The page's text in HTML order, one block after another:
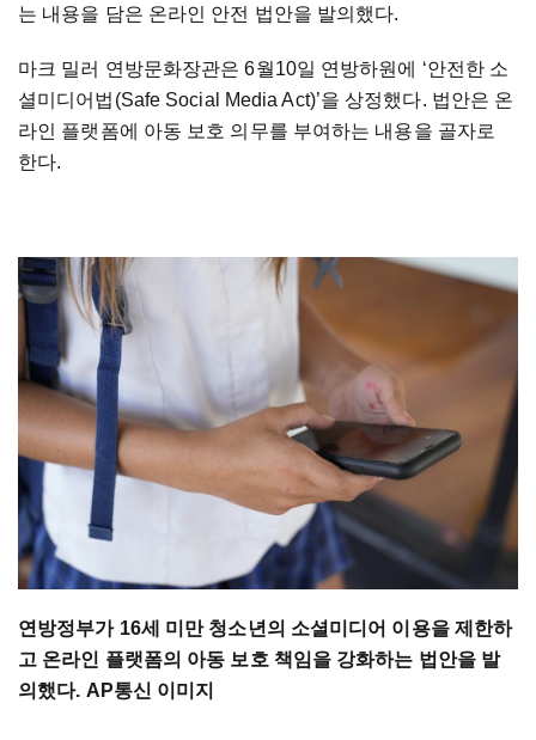
는 내용을 담은 온라인 안전 법안을 발의했다.
마크 밀러 연방문화장관은 6월10일 연방하원에 ‘안전한 소
셜미디어법(Safe Social Media Act)’을 상정했다. 법안은 온
라인 플랫폼에 아동 보호 의무를 부여하는 내용을 골자로
한다.
연방정부가 16세 미만 청소년의 소셜미디어 이용을 제한하
고 온라인 플랫폼의 아동 보호 책임을 강화하는 법안을 발
의했다. AP통신 이미지